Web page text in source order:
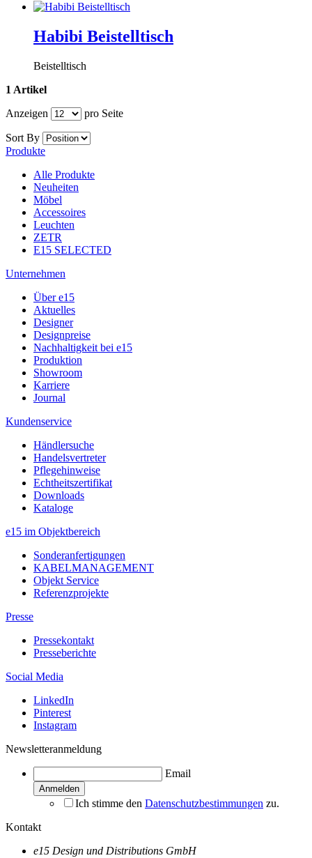
Habibi Beistelltisch
Beistelltisch
1 Artikel
Anzeigen
pro Seite
Sort By
Produkte
Alle Produkte
Neuheiten
Möbel
Accessoires
Leuchten
ZETR
E15 SELECTED
Unternehmen
Über e15
Aktuelles
Designer
Designpreise
Nachhaltigkeit bei e15
Produktion
Showroom
Karriere
Journal
Kundenservice
Händlersuche
Handelsvertreter
Pflegehinweise
Echtheitszertifikat
Downloads
Kataloge
e15 im Objektbereich
Sonderanfertigungen
KABELMANAGEMENT
Objekt Service
Referenzprojekte
Presse
Pressekontakt
Presseberichte
Social Media
LinkedIn
Pinterest
Instagram
Newsletteranmeldung
Email
Ich stimme den Datenschutzbestimmungen zu.
Kontakt
e15 Design und Distributions GmbH